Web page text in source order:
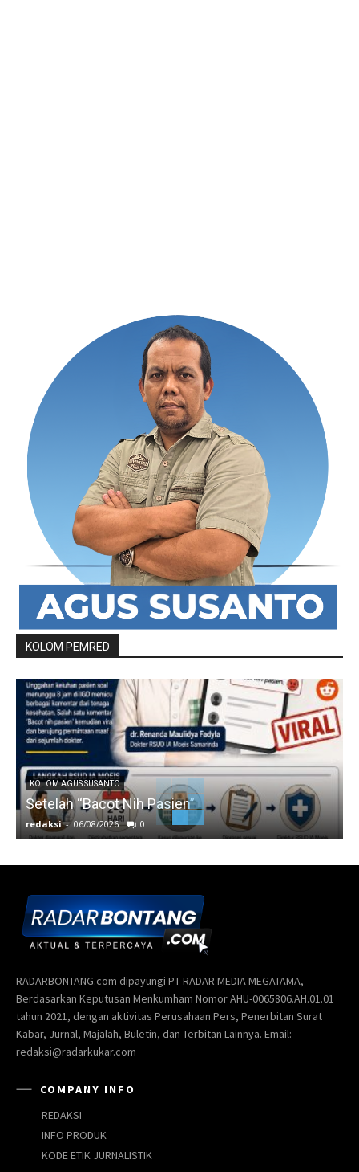
KOLOM PEMRED
KOLOM AGUS SUSANTO
Setelah “Bacot Nih Pasien”
redaksi - 06/08/2026 0
RADARBONTANG.com dipayungi PT RADAR MEDIA MEGATAMA,
Berdasarkan Keputusan Menkumham Nomor AHU-0065806.AH.01.01
tahun 2021, dengan aktivitas Perusahaan Pers, Penerbitan Surat
Kabar, Jurnal, Majalah, Buletin, dan Terbitan Lainnya. Email:
redaksi@radarkukar.com
COMPANY INFO
REDAKSI
INFO PRODUK
KODE ETIK JURNALISTIK